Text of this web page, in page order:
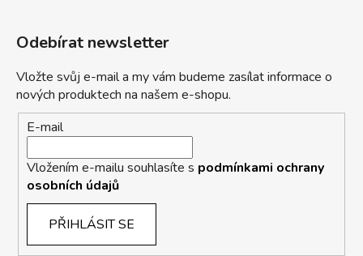
Odebírat newsletter
Vložte svůj e-mail a my vám budeme zasílat informace o
nových produktech na našem e-shopu.
E-mail
Vložením e-mailu souhlasíte s podmínkami ochrany
osobních údajů
PŘIHLÁSIT SE